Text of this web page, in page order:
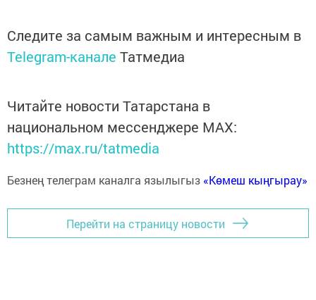
Следите за самым важным и интересным в
Telegram-канале Татмедиа
Читайте новости Татарстана в
национальном мессенджере MАХ:
https://max.ru/tatmedia
Безнең телеграм каналга язылыгыз «Көмеш кыңгырау»
Перейти на страницу новости